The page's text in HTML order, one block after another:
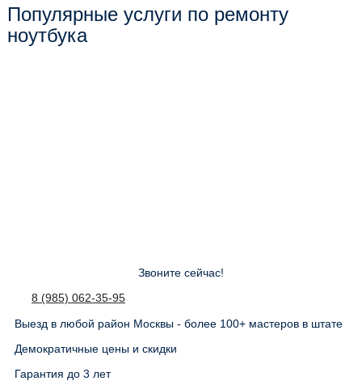
Популярные услуги по ремонту
ноутбука
Звоните сейчас!
8 (985) 062-35-95
Выезд в любой район Москвы - более 100+ мастеров в штате
Демократичные цены и скидки
Гарантия до 3 лет